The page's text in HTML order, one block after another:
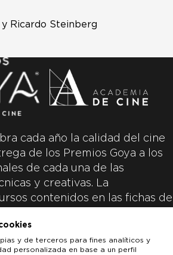
Ricardo Steinberg
cada año la calidad del cine
de los Premios Goya a los
de cada una de las
y creativas. La
contenidos en las fichas de
películas y responsabilidad
las mismas.
y de terceros para fines analíticos y
personalizada en base a un perfil